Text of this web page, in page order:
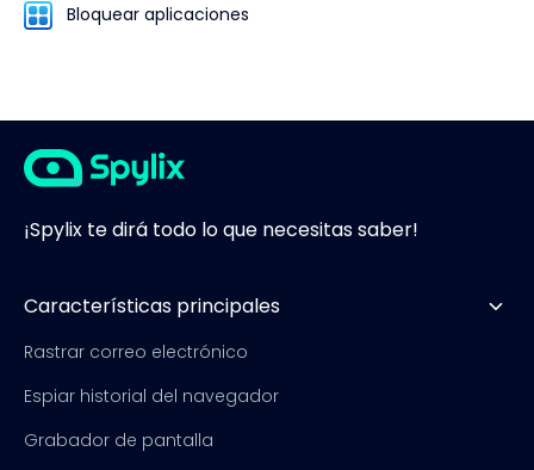
Bloquear aplicaciones
¡Spylix te dirá todo lo que necesitas saber!
Características principales
Rastrar correo electrónico
Espiar historial del navegador
Grabador de pantalla